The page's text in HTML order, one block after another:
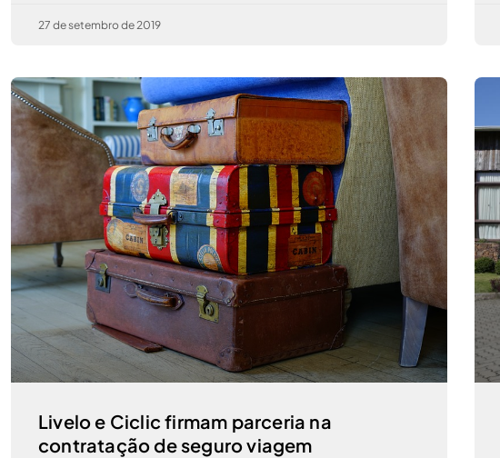
27 de setembro de 2019
Livelo e Ciclic firmam parceria na
contratação de seguro viagem